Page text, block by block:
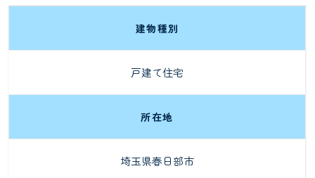
建物種別
戸建て住宅
所在地
埼玉県春日部市